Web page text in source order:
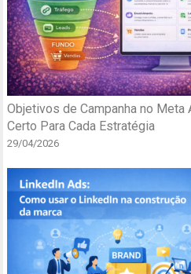
Objetivos de Campanha no Meta
Certo Para Cada Estratégia
29/04/2026